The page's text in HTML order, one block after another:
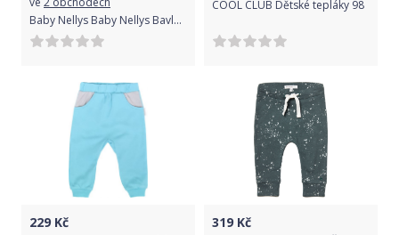
Baby Nellys Baby Nellys Bavlněné kraťasy Baggy s klokaní kapsou - cihlové, vel. 74/80 74-80 (9-12m)
COOL CLUB Dětské tepláky 98
229 Kč 319 Kč